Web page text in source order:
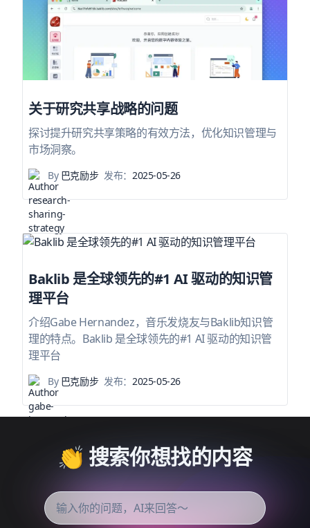
关于研究共享战略的问题
探讨提升研究共享策略的有效方法，优化知识管理与
市场洞察。
By巴克励步 发布：2025-05-26
Baklib 是全球领先的#1 AI 驱动的知识管
理平台
介绍Gabe Hernandez，音乐发烧友与Baklib知识管
理的特点。Baklib 是全球领先的#1 AI 驱动的知识管
理平台
By巴克励步 发布：2025-05-26
👏 搜索你想找的内容